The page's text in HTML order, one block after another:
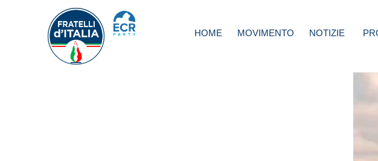
HOME MOVIMENTO NOTIZIE